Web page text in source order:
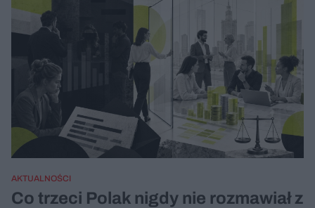
AKTUALNOŚCI
Co trzeci Polak nigdy nie rozmawiał z